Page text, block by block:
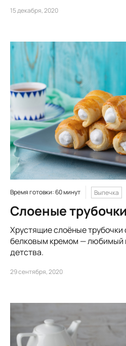
15 декабря, 2020
Время готовки: 60 минут Выпечка
Слоеные
Хрустящие слоёные
белковым кремом — любимый
детства.
29 сентября, 2020